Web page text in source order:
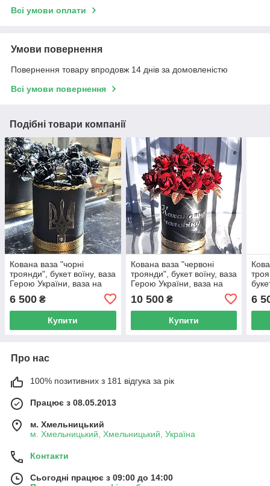
Всі умови оплати
Умови повернення
Повернення товару впродовж 14 днів за домовленістю
Всі умови повернення
Подібні товари компанії
Кована ваза "чорні
троянди", букет воїну, ваза
Герою України, ваза на
6 500 ₴
Купити
Кована ваза "червоні
троянди", букет воїну, ваза
Герою України, ваза на
10 500₴
Купити
6
Про нас
100% позитивних з 181 відгука за рік
Працює з 08.05.2013
м. Хмельницький
м. Хмельницький, Хмельницький, Україна
Контакти
Сьогодні працює з 09:00 до 14:00